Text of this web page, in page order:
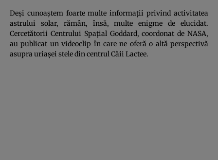
Deşi cunoaştem foarte multe informaţii privind activitatea
astrului solar, rămân, însă, multe enigme de elucidat.
Cercetătorii Centrului Spaţial Goddard, coordonat de NASA,
au publicat un videoclip în care ne oferă o altă perspectivă
asupra uriaşei stele din centrul Căii Lactee.